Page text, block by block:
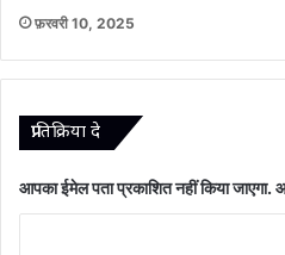
फ़रवरी 10, 2025
प्रातिक्रिया दे
आपका ईमेल पता प्रकाशित नहीं किया जाएगा.